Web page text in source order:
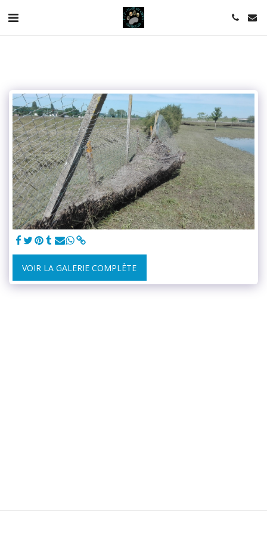
VOIR LA GALERIE COMPLÈTE